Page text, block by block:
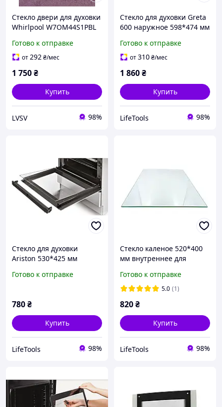
Стекло двери для духовки
Whirlpool W7OM44S1PBL
Готово к отправке
от292₴/мес
1 750₴
Купить
LVSV 98%
Стекло для духовки Greta
600 наружное 598*474 мм
Готово к отправке
от310₴/мес
1 860₴
Купить
LifeTools 98%
Стекло для духовки
Ariston 530*425 мм
Готово к отправке
780₴
Купить
LifeTools 98%
Стекло каленое 520*400
мм внутреннее для
Готово к отправке
5.0 (1)
820₴
Купить
LifeTools 98%